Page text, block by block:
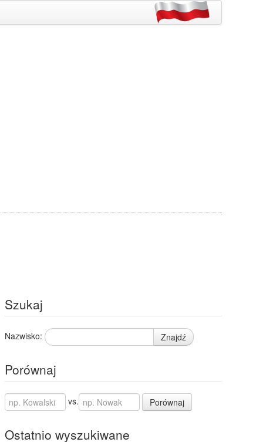
Szukaj
Nazwisko: Znajdź
Porównaj
vs. Porównaj
Ostatnio wyszukiwane